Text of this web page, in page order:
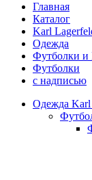
Главная
Каталог
Karl
Одежда
Футболки и
Футболки
с надписью
Одежда Karl